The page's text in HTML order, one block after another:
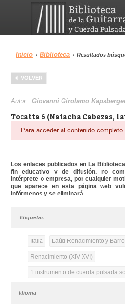
Menu
Biblioteca
Inicio › Biblioteca › Resultados
VOLVER
Autor:Giovanni Girolamo
Tocatta 6 (Natacha Cabezas,
Para acceder al contenido
Los enlaces publicados en La
fin educativo y de difusión, no
intérprete o empresa, por cualquier
que aparece en esta página web
infórmenos y se eliminará.
Etiquetas
Italia Laúd Renacimiento y
Renacimiento (XIV-XVI)
1 instrumento de cuerda pulsada
Idioma